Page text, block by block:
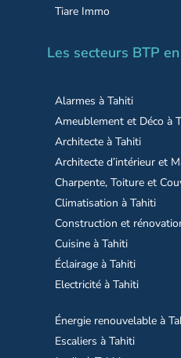
Tiare Immo
Les secteurs BTP
Alarmes à Tahiti
Ameublement et Déco à
Architecte à Tahiti
Architecte d’intérieur et
Charpente, Toiture et
Climatisation à Tahiti
Construction et
Cuisine à Tahiti
Éclairage à Tahiti
Electricité à Tahiti
Énergie renouvelable à
Escaliers à Tahiti